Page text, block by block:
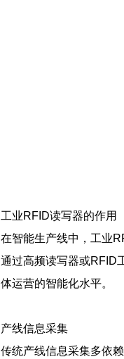
工业RFID读写器的作用
在智能生产线中，工业
通过高频读写器或RFID
体运营的智能化水平。
产线信息采集
传统产线信息采集多依